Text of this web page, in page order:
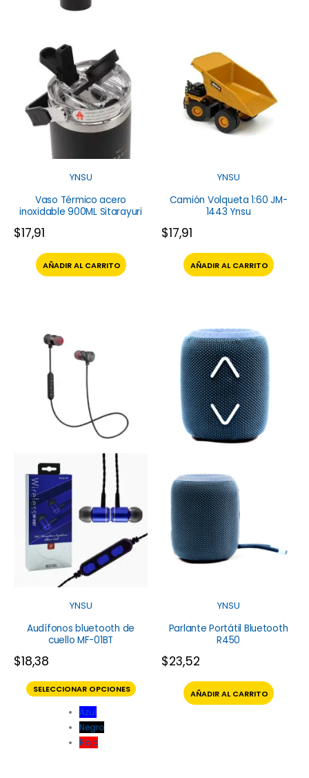
YNSU
Vaso Térmico acero
inoxidable 900ML Sitarayuri
$17,91
AÑADIR AL CARRITO
YNSU
Camión Volqueta 1:60 JM-
1443 Ynsu
$17,91
AÑADIR AL CARRITO
YNSU
Audífonos bluetooth de
cuello MF-01BT
$18,38
SELECCIONAR OPCIONES
Azul
Negro
Rojo
YNSU
Parlante Portátil Bluetooth
R450
$23,52
AÑADIR AL CARRITO